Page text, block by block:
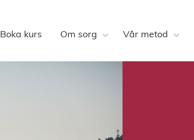
Boka kurs Om sorg Vår metod